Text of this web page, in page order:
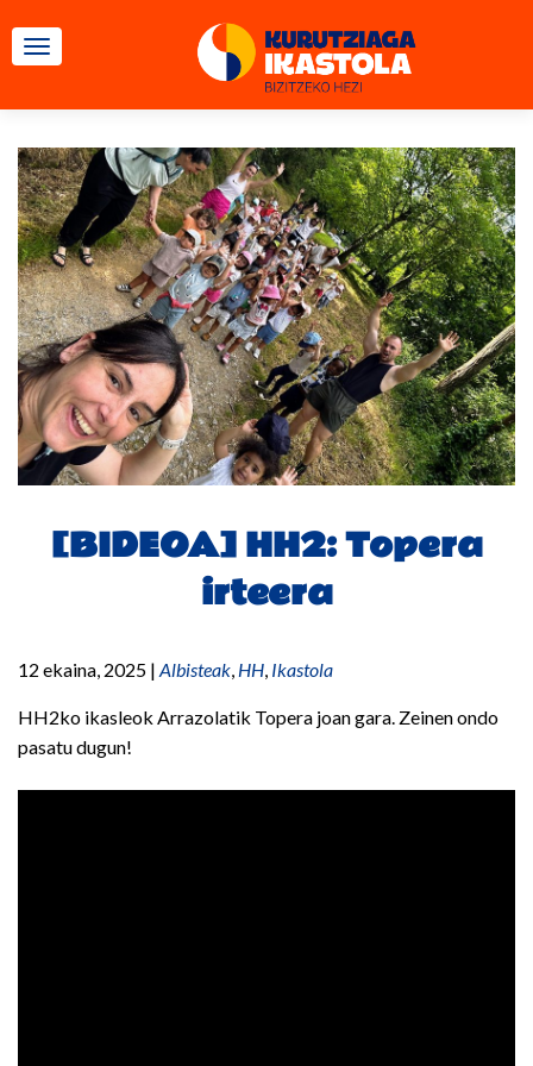
TOGGLE NAVIGATION
[BIDEOA] HH2: Topera
irteera
12 ekaina, 2025 | Albisteak, HH, Ikastola
HH2ko ikasleok Arrazolatik Topera joan gara. Zeinen ondo
pasatu dugun!